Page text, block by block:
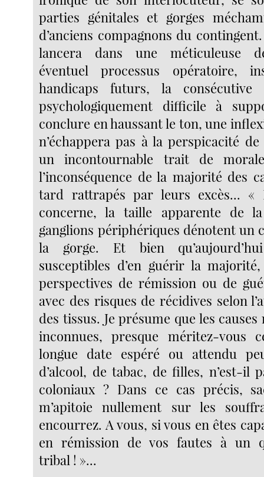
parties génitales et gorges
d’anciens compagnons du
lancera dans une méticuleuse
éventuel processus opératoire,
handicaps futurs, la
psychologiquement difficile à
conclure en haussant le ton, une
n’échappera pas à la perspicacité
un incontournable trait de
l’inconséquence de la majorité des
tard rattrapés par leurs excès... «
concerne, la taille apparente de
ganglions périphériques dénotent un
la gorge. Et bien
susceptibles d’en guérir la
perspectives de rémission ou de
avec des risques de récidives selon
des tissus. Je présume que les
inconnues, presque méritez-vous
longue date espéré ou attendu
d’alcool, de tabac, de filles, n’est-il
coloniaux ? Dans ce cas précis,
m’apitoie nullement sur les
encourrez. A vous, si vous en êtes
en rémission de vos fautes à un
tribal ! »...